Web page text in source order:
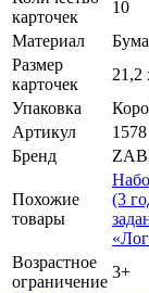
карточек
10
Материал
Размер
карточек
21,2
Упаковка
Артикул
1578
Бренд
Похожие
товары
(3
Возрастное
ограничение
3+